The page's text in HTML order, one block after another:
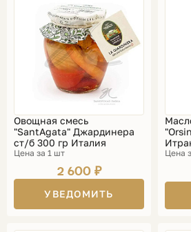
Овощная смесь
"SantAgata" Джардинера
ст/б 300 гр Италия
Цена за 1 шт
2 600 ₽
УВЕДОМИТЬ
Цена